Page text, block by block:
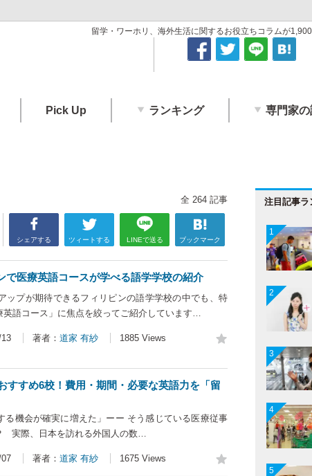
留学・ワーホリ、海外生活に関するお役立ちコラムが1,900
Pick Up ランキング 専門家
全 264 記事
シェアする ツィートする LINEで送る ブックマーク
で医療英語コースが学べる語学学校の紹介
ップが期待できるフィリピンの語学学校の中でも、特
英語コース」に焦点を絞ってご紹介しています…
著者： 道家 有紗 1885 Views
すすめ6校！費用・期間・必要な英語力を「留
る機会が確実に増えた」ーー そう感じている医療従事
実際、日本を訪れる外国人の数…
著者： 道家 有紗 1675 Views
注目記事
1
2
3
4
5